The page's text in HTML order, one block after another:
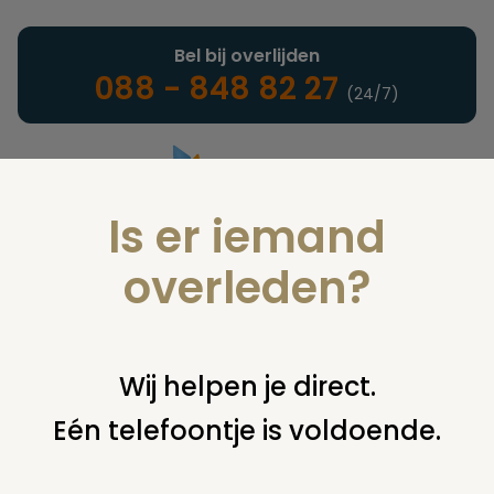
Landelijke uitvaartonderneming
Bel bij overlijden
088 - 848 82 27 (24/7)
U bent hier: home juridisch begraven grafsteen /
toestemming voor onderhoud aan graven /
Is er iemand
overleden?
Wij helpen je direct.
Eén telefoontje is voldoende.